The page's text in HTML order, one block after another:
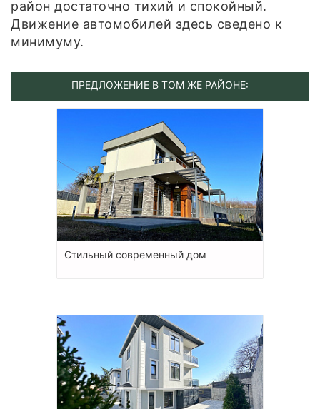
район достаточно тихий и спокойный.
Движение автомобилей здесь сведено к
минимуму.
ПРЕДЛОЖЕНИЕ В ТОМ ЖЕ РАЙОНЕ:
Стильный современный дом